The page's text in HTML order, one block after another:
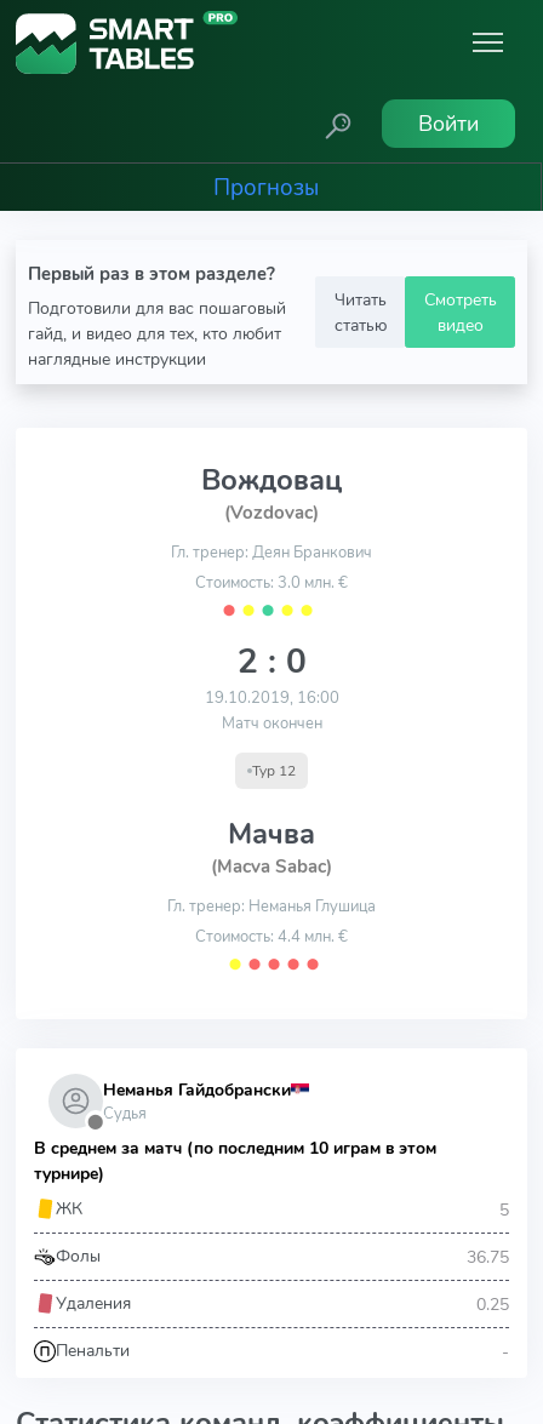
Войти
Прогнозы
Первый раз в этом разделе?
Подготовили для вас пошаговый
гайд, и видео для тех, кто любит
наглядные инструкции
Читать
статью
Смотреть
видео
Вождовац
(Vozdovac)
Гл. тренер: Деян Бранкович
Стоимость: 3.0 млн. €
⬤ ⬤ ⬤ ⬤ ⬤
2 : 0
19.10.2019, 16:00
Матч окончен
Тур 12
Мачва
(Macva Sabac)
Гл. тренер: Неманья Глушица
Стоимость: 4.4 млн. €
⬤ ⬤ ⬤ ⬤ ⬤
⬤
Неманья Гайдобрански
Судья
В среднем за матч (по последним 10 играм в этом
турнире)
ЖК
5
Фолы 36.75
Удаления 0.25
Пенальти -